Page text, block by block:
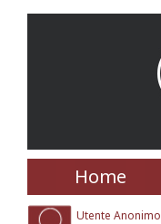
Home
Utente Anonimo